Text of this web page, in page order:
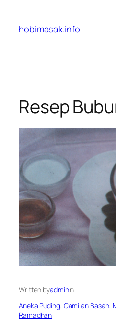
content
hobimasak.info
Resep
Written byadminin
Aneka Puding, Camilan Basah,
Ramadhan